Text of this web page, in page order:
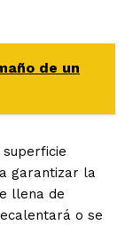
de un
garantizar la
llena de
o se